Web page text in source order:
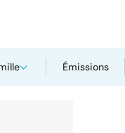
Émissions